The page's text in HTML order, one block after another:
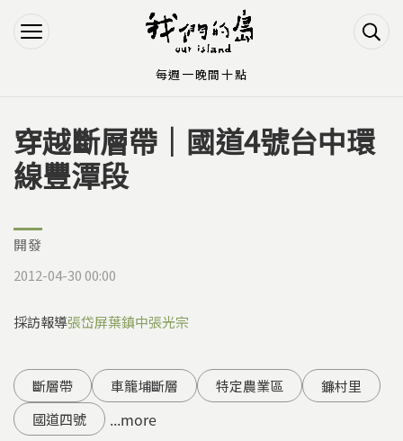
Jump to Navigation
Jump to Main content
您在這裡
穿越斷層帶｜國道4號台中環
線豐潭段
開發
2012-04-30 00:00
採訪報導張岱屏葉鎮中張光宗
斷層帶 車籠埔斷層 特定農業區
鐮村里
國道四號
...more
每週一晚間十點